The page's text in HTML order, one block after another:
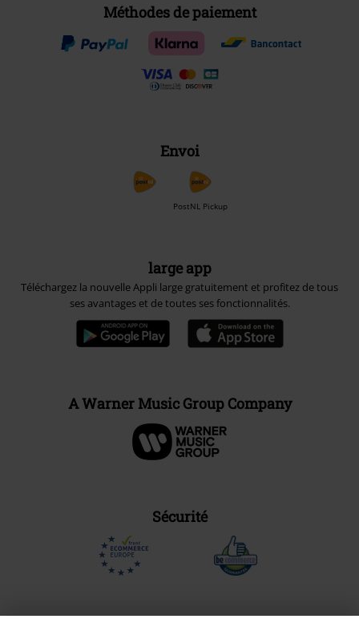
Méthodes de paiement
Envoi
PostNL Pickup
large app
Téléchargez la nouvelle Appli large gratuitement et profitez de tous
ses avantages et de toutes ses fonctionnalités.
A Warner Music Group Company
Sécurité